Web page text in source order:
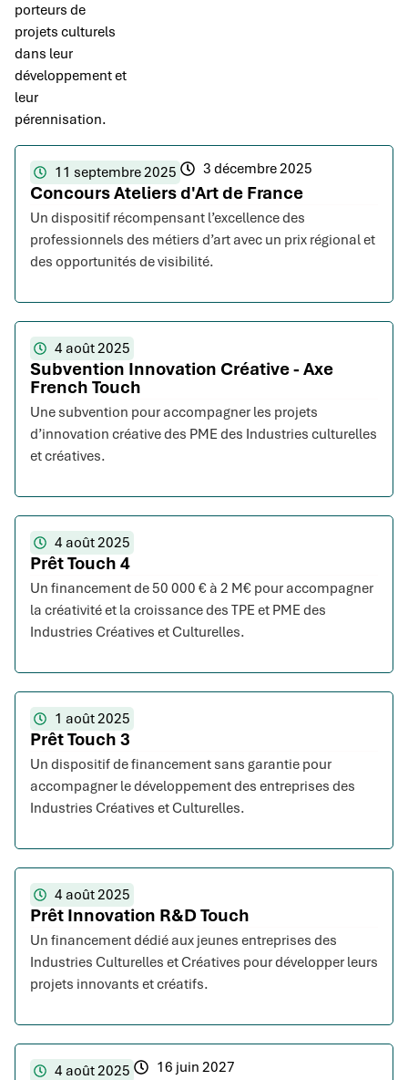
porteurs de
projets culturels
dans leur
développement et
leur
pérennisation.
11 septembre 2025 3 décembre 2025
Concours Ateliers d'Art de France
Un dispositif récompensant l’excellence des
professionnels des métiers d’art avec un prix régional et
des opportunités de visibilité.
4 août 2025
Subvention Innovation Créative - Axe
French Touch
Une subvention pour accompagner les projets
d’innovation créative des PME des Industries culturelles
et créatives.
4 août 2025
Prêt Touch 4
Un financement de 50 000 € à 2 M€ pour accompagner
la créativité et la croissance des TPE et PME des
Industries Créatives et Culturelles.
1 août 2025
Prêt Touch 3
Un dispositif de financement sans garantie pour
accompagner le développement des entreprises des
Industries Créatives et Culturelles.
4 août 2025
Prêt Innovation R&D Touch
Un financement dédié aux jeunes entreprises des
Industries Culturelles et Créatives pour développer leurs
projets innovants et créatifs.
4 août 2025 16 juin 2027